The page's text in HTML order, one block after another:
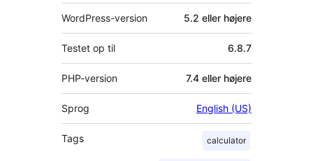
WordPress-version 5.2 eller højere
Testet op til 6.8.7
PHP-version 7.4 eller højere
Sprog English (US)
Tags calculator